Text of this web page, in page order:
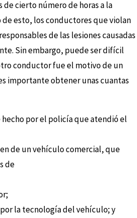
cierto número de horas a la
de esto, los conductores que violan
de las lesiones causadas
Sin embargo, puede ser difícil
conductor fue el motivo de un
importante obtener unas cuantas
por el policía que atendió el
de un vehículo comercial, que
de
la tecnología del vehículo; y